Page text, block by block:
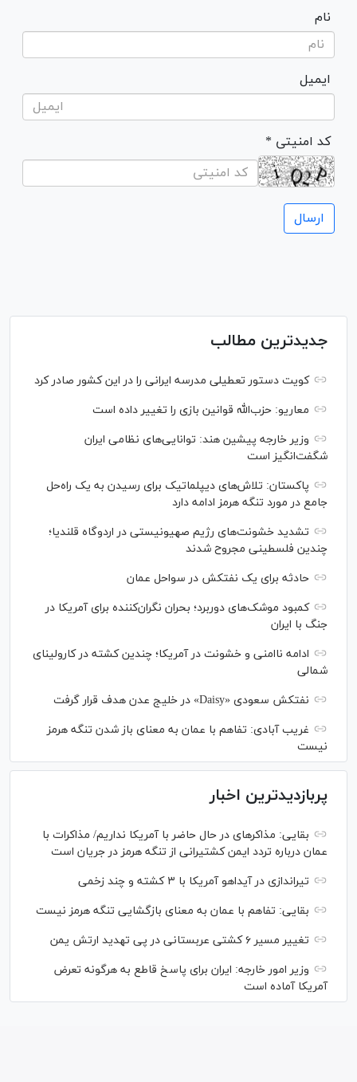
نام
ایمیل
* کد امنیتی
جدیدترین مطالب
کویت دستور تعطیلی مدرسه ایرانی را در این کشور صادر کرد
معاریو: حزب‌الله قوانین بازی را تغییر داده است
وزیر خارجه پیشین هند: توانایی‌های نظامی ایران
شگفت‌انگیز است
پاکستان: تلاش‌های دیپلماتیک برای رسیدن به یک راه‌حل
جامع در مورد تنگه هرمز ادامه دارد
تشدید خشونت‌های رژیم صهیونیستی در اردوگاه قلندیا؛
چندین فلسطینی مجروح شدند
حادثه برای یک نفتکش در سواحل عمان
کمبود موشک‌های دوربرد؛ بحران نگران‌کننده برای آمریکا در
جنگ با ایران
ادامه ناامنی و خشونت در آمریکا؛ چندین کشته در کارولینای
شمالی
نفتکش سعودی «Daisy» در خلیج عدن هدف قرار گرفت
غریب آبادی: تفاهم با عمان به معنای باز شدن تنگه هرمز
نیست
پربازدیدترین اخبار
بقایی: مذاکره‎ای در حال حاضر با آمریکا نداریم/ مذاکرات با
عمان درباره تردد ایمن کشتیرانی از تنگه هرمز در جریان است
تیراندازی در آیداهو آمریکا با ۳ کشته و چند زخمی
بقایی: تفاهم با عمان به معنای بازگشایی تنگه هرمز نیست
تغییر مسیر ۶ کشتی عربستانی در پی تهدید ارتش یمن
وزیر امور خارجه: ایران برای پاسخ قاطع به هرگونه تعرض
آمریکا آماده است